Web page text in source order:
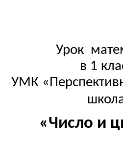
Урок
в 1
УМК
«Число и